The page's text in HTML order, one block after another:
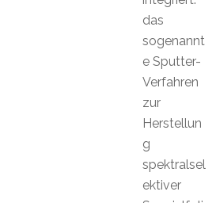
das
sogenannt
e Sputter-
Verfahren
zur
Herstellun
g
spektralsel
ektiver